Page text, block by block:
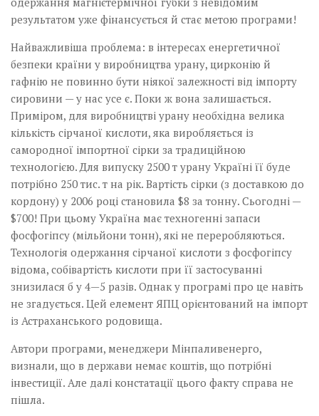
результатом уже фінансується й стає метою програми!
Найважливіша проблема: в інте­ресах енергетичної
безпеки країни у виробництва урану, цирконію й
гафнію не повинно бути ніякої залежності від імпорту
сировини — у нас усе є. Поки ж вона залишається.
Приміром, для виробництві урану необхідна велика
кількість сірчаної кислоти, яка виробляється із
самородної імпортної сірки за традиційною
технологією. Для випуску 2500 т урану Україні її буде
потрібно 250 тис. т на рік. Вартість сірки (з доставкою до
кордону) у 2006 році становила $8 за тонну. Сьогодні —
$700! При цьому Україна має техногенні запаси
фосфогіпсу (мільйони тонн), які не переробляються.
Технологія одержання сірчаної кислоти з фосфогіпсу
відома, собівартість кислоти при її застосуванні
знизилася б у 4—5 разів. Однак у програмі про це навіть
не згадується. Цей елемент ЯПЦ орієнтований на імпорт
із Астраханського родовища.
Автори програми, менеджери Мін­паливенерго,
визнали, що в держави немає коштів, що потрібні
інвестиції. Але далі констатації цього факту справа не
пішла.